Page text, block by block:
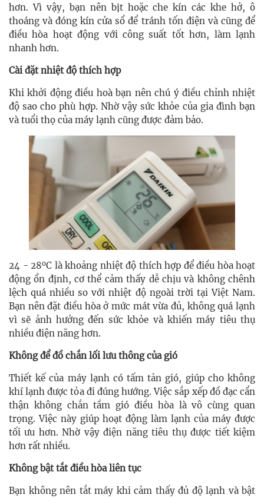
hơn. Vì vậy, bạn nên bịt hoặc che kín các khe hở, ô
thoáng và đóng kín cửa sổ để tránh tốn điện và cũng để
điều hòa hoạt động với công suất tốt hơn, làm lạnh
nhanh hơn.
Cài đặt nhiệt độ thích hợp
Khi khởi động điều hoà bạn nên chú ý điều chỉnh nhiệt
độ sao cho phù hợp. Nhờ vậy sức khỏe của gia đình bạn
và tuổi thọ của máy lạnh cũng được đảm bảo.
24 - 28oC là khoảng nhiệt độ thích hợp để điều hòa hoạt
động ổn định, cơ thể cảm thấy dễ chịu và không chênh
lệch quá nhiều so với nhiệt độ ngoài trời tại Việt Nam.
Bạn nên đặt điều hòa ở mức mát vừa đủ, không quá lạnh
vì sẽ ảnh hưởng đến sức khỏe và khiến máy tiêu thụ
nhiều điện năng hơn.
Không để đồ chắn lối lưu thông của gió
Thiết kế của máy lạnh có tấm tản gió, giúp cho không
khí lạnh được tỏa đi đúng hướng. Việc sắp xếp đồ đạc cẩn
thận không chắn tầm gió điều hòa là vô cùng quan
trọng. Việc này giúp hoạt động làm lạnh của máy được
tối ưu hơn. Nhờ vậy điện năng tiêu thụ được tiết kiệm
hơn rất nhiều.
Không bật tắt điều hòa liên tục
Bạn không nên tắt máy khi cảm thấy đủ độ lạnh và bật